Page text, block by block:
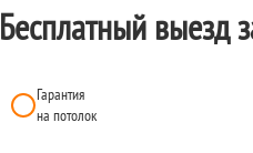
Бесплатный выезд
Гарантия
на потолок